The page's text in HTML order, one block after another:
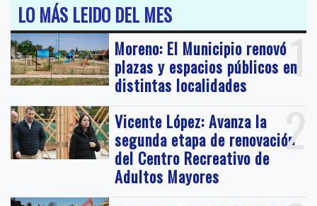
LO MÁS LEIDO DEL MES
1
Moreno: El Municipio renovó
plazas y espacios públicos en
distintas localidades
2
Vicente López: Avanza la
segunda etapa de renovación
del Centro Recreativo de
Adultos Mayores